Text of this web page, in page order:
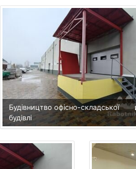
Будівництво офісно-складської
будівлі